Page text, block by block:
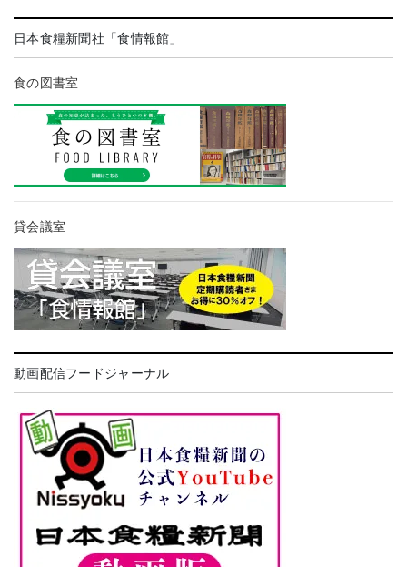
日本食糧新聞社「食情報館」
食の図書室
貸会議室
動画配信フードジャーナル